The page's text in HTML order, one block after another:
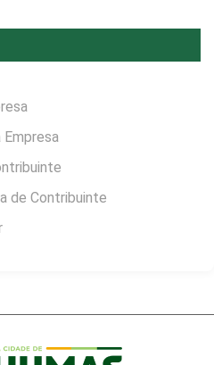
de Contribuinte